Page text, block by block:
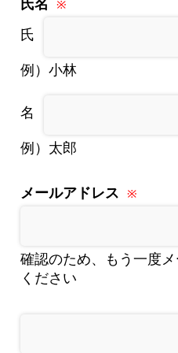
氏名
例）小林
例）太郎
メールアドレス
確認のため、もう一度
ください